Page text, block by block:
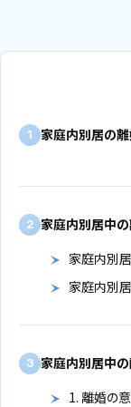
1 家庭内別居の
2 家庭内別居中
家庭内別
家庭内別
3 家庭内別居中
1. 離婚の